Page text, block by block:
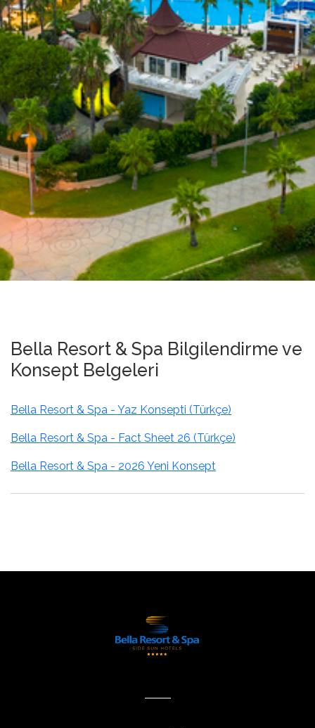
Bella Resort & Spa Bilgilendirme ve
Konsept Belgeleri
Bella Resort & Spa - Yaz Konsepti (Türkçe)
Bella Resort & Spa - Fact Sheet 26 (Türkçe)
Bella Resort & Spa - 2026 Yeni Konsept